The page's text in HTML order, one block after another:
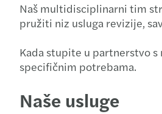
Naš multidisciplinarni tim
pružiti niz usluga revizije,
Kada stupite u partnerstvo
specifičnim potrebama.
Naše usluge